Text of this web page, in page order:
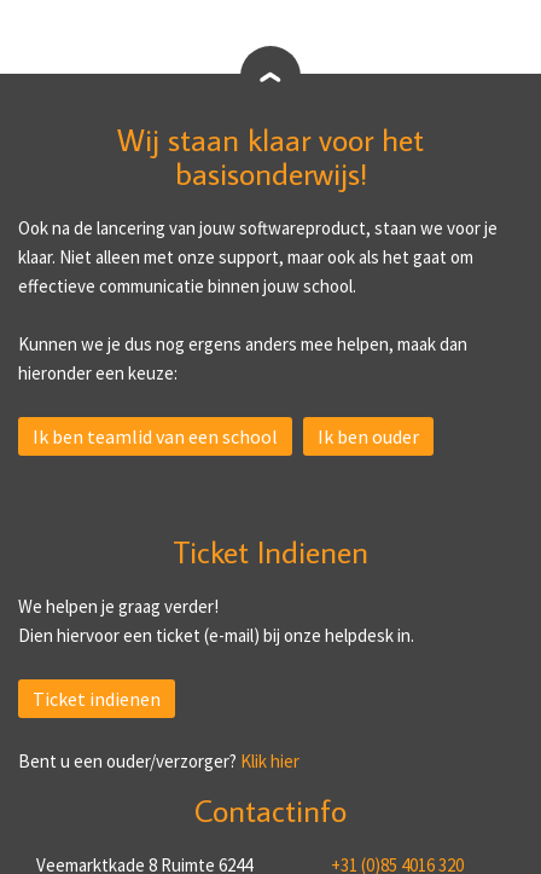
Wij staan klaar voor het
basisonderwijs!
Ook na de lancering van jouw softwareproduct, staan we voor je
klaar. Niet alleen met onze support, maar ook als het gaat om
effectieve communicatie binnen jouw school.
Kunnen we je dus nog ergens anders mee helpen, maak dan
hieronder een keuze:
Ik ben teamlid van een school Ik ben ouder
Ticket Indienen
We helpen je graag verder!
Dien hiervoor een ticket (e-mail) bij onze helpdesk in.
Ticket indienen
Bent u een ouder/verzorger? Klik hier
Contactinfo
Veemarktkade 8 Ruimte 6244 +31 (0)85 4016 320